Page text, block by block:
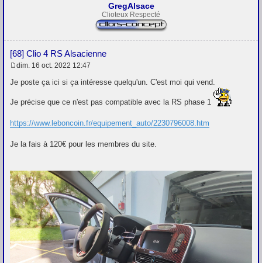
GregAlsace
Clioteux Respecté
[68] Clio 4 RS Alsacienne
e
a
e
dim. 16 oct. 2022 12:47
Je poste ça ici si ça intéresse quelqu'un. C'est moi qui vend.
Je précise que ce n'est pas compatible avec la RS phase 1
https://www.leboncoin.fr/equipement_auto/2230796008.htm
Je la fais à 120€ pour les membres du site.